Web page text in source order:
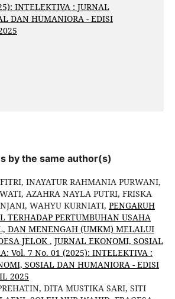
INTELEKTIVA : JURNAL
DAN HUMANIORA - EDISI
by the same author(s)
INAYATUR RAHMANIA PURWANI,
AZAHRA NAYLA PUTRI, FRISKA
WAHYU KURNIATI, PENGARUH
TERHADAP PERTUMBUHAN USAHA
DAN MENENGAH (UMKM) MELALUI
JELOK , JURNAL EKONOMI, SOSIAL
Vol. 7 No. 01 (2025): INTELEKTIVA :
SOSIAL DAN HUMANIORA - EDISI
2025
DITA MUSTIKA SARI, SITI